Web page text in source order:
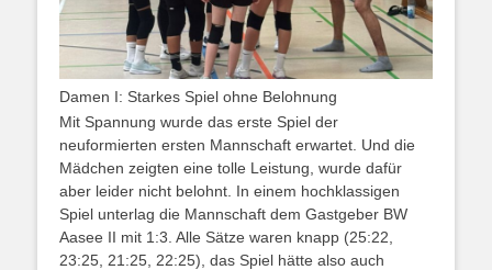
Damen I: Starkes Spiel ohne Belohnung
Mit Spannung wurde das erste Spiel der
neuformierten ersten Mannschaft erwartet. Und die
Mädchen zeigten eine tolle Leistung, wurde dafür
aber leider nicht belohnt. In einem hochklassigen
Spiel unterlag die Mannschaft dem Gastgeber BW
Aasee II mit 1:3. Alle Sätze waren knapp (25:22,
23:25, 21:25, 22:25), das Spiel hätte also auch